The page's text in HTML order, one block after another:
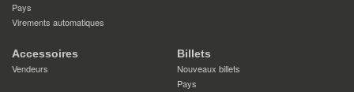
Pays
Virements automatiques
Accessoires
Vendeurs
Billets
Nouveaux billets
Pays